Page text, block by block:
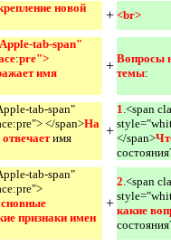
новой
+ <br>
tab-span"
:pre">
имя
+ Вопросы
темы:
tab-span"
</span>На
имя
+
1.<span
</span>
tab-span"
+
2.<span